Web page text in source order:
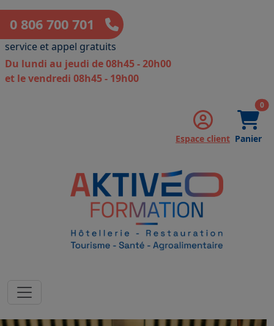
0 806 700 701
service et appel gratuits
Du lundi au jeudi de 08h45 - 20h00
et le vendredi 08h45 - 19h00
Espace client Panier
0